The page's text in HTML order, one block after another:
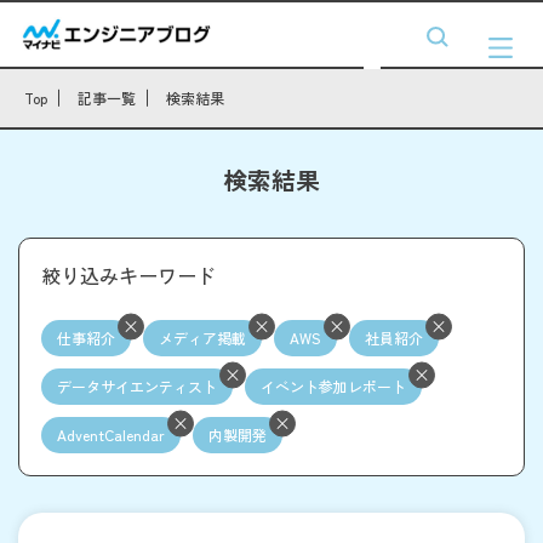
Top 記事一覧 検索結果
検索結果
絞り込みキーワード
仕事紹介 メディア掲載 AWS 社員紹介
データサイエンティスト イベント参加レポート
AdventCalendar 内製開発